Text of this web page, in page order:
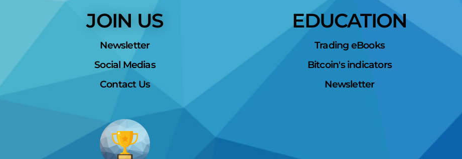
JOIN US
Newsletter
Social Medias
Contact Us
EDUCATION
Trading eBooks
Bitcoin's indicators
Newsletter